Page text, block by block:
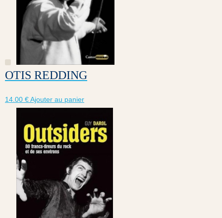
OTIS REDDING
14.00 €Ajouter au panier